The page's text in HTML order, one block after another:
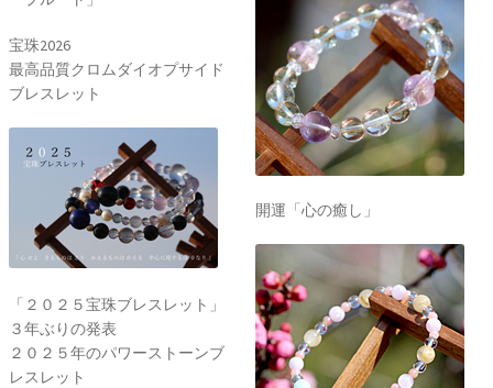
宝珠2026
最高品質クロムダイオプサイド
ブレスレット
「２０２５宝珠ブレスレット」
３年ぶりの発表
２０２５年のパワーストーンブ
レスレット
開運「心の癒し」